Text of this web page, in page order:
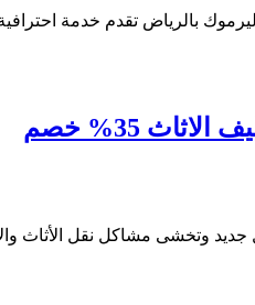
بالرياض تقدم خدمة
وتخشى مشاكل نقل الأثاث